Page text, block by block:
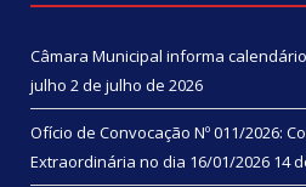
Câmara Municipal informa
julho 2 de julho de 2026
Ofício de Convocação Nº 011/2026:
Extraordinária no dia 16/01/2026 14